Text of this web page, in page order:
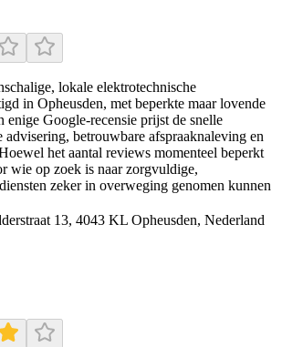
lokale elektrotechnische
in Opheusden, met beperkte maar lovende
enige Google-recensie prijst de snelle
advisering, betrouwbare afspraaknaleving en
het aantal reviews momenteel beperkt
wie op zoek is naar zorgvuldige,
zeker in overweging genomen kunnen
13, 4043 KL Opheusden, Nederland